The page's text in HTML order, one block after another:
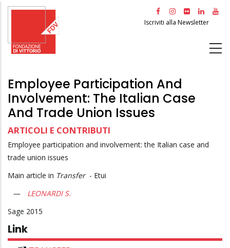
Salta
principale
Iscriviti alla Newsletter
Employee Participation And
Involvement: The Italian Case
And Trade Union Issues
ARTICOLI E CONTRIBUTI
Employee participation and involvement: the Italian case and
trade union issues
Main article in Transfer- Etui
LEONARDI S.
Sage 2015
Link